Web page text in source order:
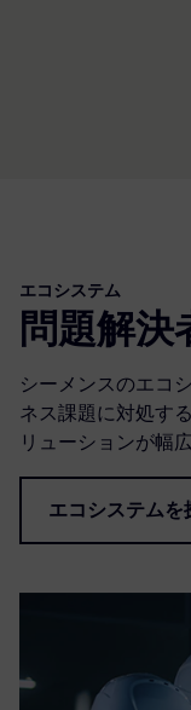
エコシステム
問題解決
シーメンスのエコ
ネス課題に対処す
リューションが幅
エコシステムを